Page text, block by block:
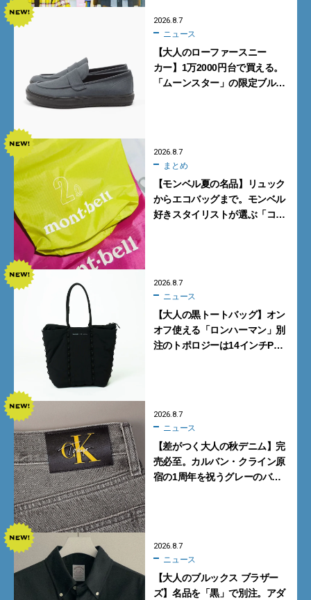
2026.8.7
ニュース
【大人のローファースニー
カー】1万2000円台で買える。
「ムーンスター」の限定ブルー
2026.8.7
まとめ
【モンベル夏の名品】リュック
からエコバッグまで。モンベル
好きスタイリストが選ぶ「コス
2026.8.7
ニュース
【大人の黒トートバッグ】オン
オフ使える「ロンハーマン」別
注のトポロジーは14インチPC
2026.8.7
ニュース
【差がつく大人の秋デニム】完
売必至。カルバン・クライン原
宿の1周年を祝うグレーのバ
2026.8.7
ニュース
【大人のブルックス ブラザー
ズ】名品を「黒」で別注。アダ